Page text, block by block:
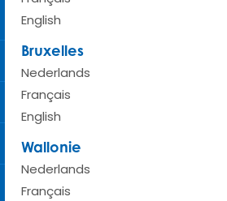
English
Bruxelles
Nederlands
Français
English
Wallonie
Nederlands
Français
Laarne
Laken
Landen
Leuven
Libramont